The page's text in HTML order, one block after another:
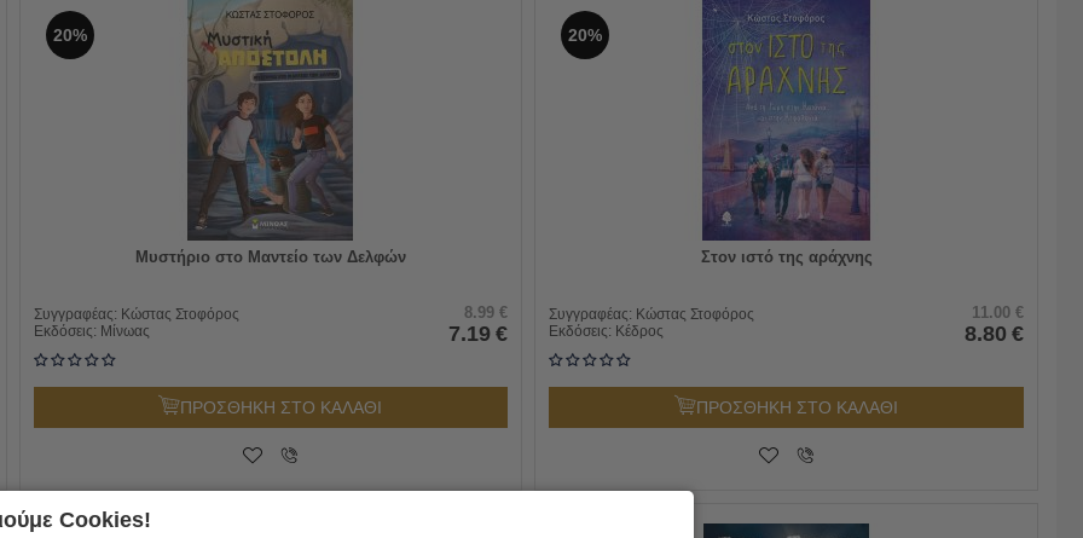
20%
Μυστήριο στο Μαντείο των Δελφών
Συγγραφέας: Κώστας Στοφόρος
Εκδόσεις: Μίνωας
8.99 €
7.19 €
ΠΡΟΣΘΗΚΗ ΣΤΟ ΚΑΛΑΘΙ
20%
Στον ιστό της αράχνης
Συγγραφέας: Κώστας Στοφόρος
Εκδόσεις: Κέδρος
11.00 €
8.80 €
ΠΡΟΣΘΗΚΗ ΣΤΟ ΚΑΛΑΘΙ
Cookies!